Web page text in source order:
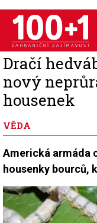
Přejít
hlavnímu
obsahu
Dračí
nový
housenek
VĚDA
Americká armáda
housenky bourců,